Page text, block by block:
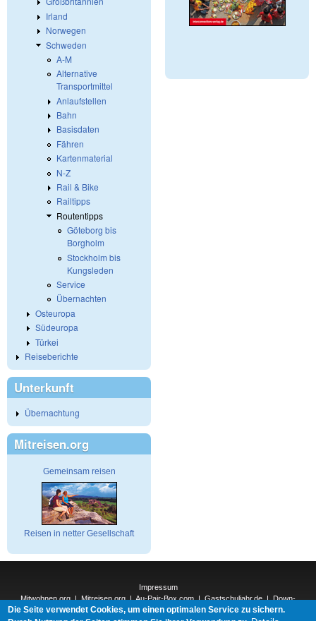
Irland
Norwegen
Schweden
A-M
Alternative
Transportmittel
Anlaufstellen
Bahn
Basisdaten
Fähren
Kartenmaterial
N-Z
Rail & Bike
Railtipps
Routentipps
Göteborg bis
Borgholm
Stockholm bis
Kungsleden
Service
Übernachten
Osteuropa
Südeuropa
Türkei
Reiseberichte
Unterkunft
Übernachtung
Mitreisen.org
Gemeinsam reisen
Reisen in netter Gesellschaft
Impressum
Mitwohnen.org|Mitreisen.org|Au-Pair-Box.com|Gastschuljahr.de|Down-
Under.org |Elderpair.com|
Die Seite verwendet Cookies, um einen optimalen Service zu sichern.